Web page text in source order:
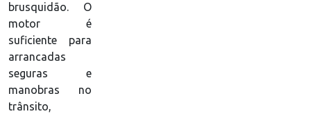
brusquidão. O
motor é
suficiente para
arrancadas
seguras e
manobras no
trânsito,